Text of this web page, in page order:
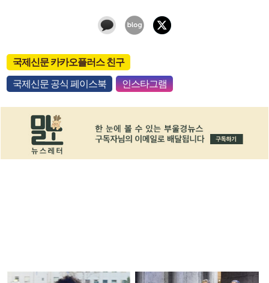
국제신문 카카오플러스 친구
국제신문 공식 페이스북 인스타그램